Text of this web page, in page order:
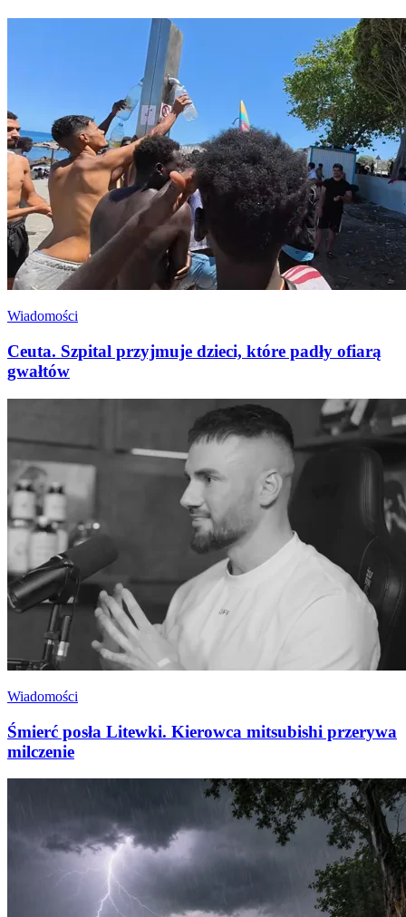
Wiadomości
Ceuta. Szpital przyjmuje dzieci, które padły ofiarą
gwałtów
Wiadomości
Śmierć posła Litewki. Kierowca mitsubishi przerywa
milczenie